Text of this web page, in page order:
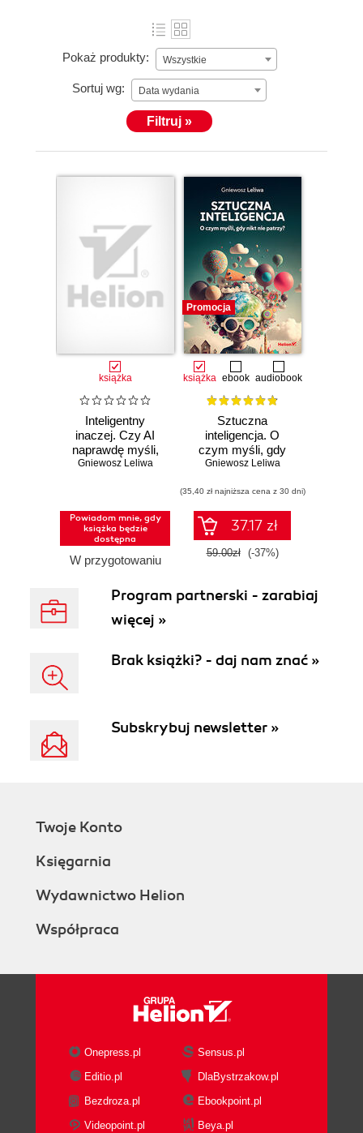
Pokaż produkty: Wszystkie
Sortuj wg: Data wydania
Filtruj »
książka
Inteligentny
inaczej. Czy AI
naprawdę myśli,
czy tylko
Gniewosz Leliwa
Powiadom mnie, gdy
książka będzie
dostępna
W przygotowaniu
Promocja
książka ebook audiobook
Sztuczna
inteligencja. O
czym myśli, gdy
nikt nie patrzy?
Gniewosz Leliwa
(35,40 zł najniższa cena z 30 dni)
37.17 zł
59.00zł (-37%)
Program partnerski - zarabiaj
więcej »
Brak książki? - daj nam znać »
Subskrybuj newsletter »
Twoje Konto
Księgarnia
Wydawnictwo Helion
Współpraca
Onepress.pl
Sensus.pl
Editio.pl
DlaBystrzakow.pl
Bezdroza.pl
Ebookpoint.pl
Videopoint.pl
Beya.pl